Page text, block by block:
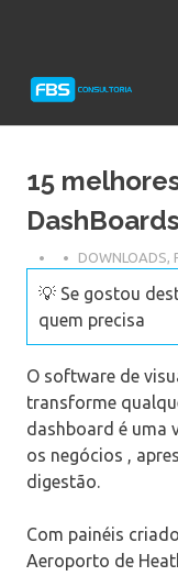
Protheus
15
DOWNLOADS,
💡 Se gostou
quem precisa
O software de
transforme
dashboard é uma
os negócios ,
digestão.
Com painéis
Aeroporto de